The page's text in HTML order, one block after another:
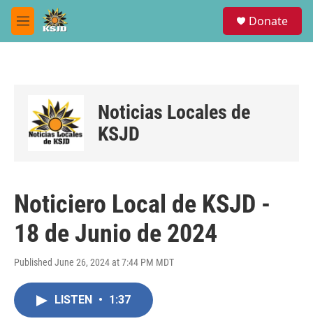
Skip to main content
M
e
Donate
Noticias Locales de
KSJD
Noticiero Local de KSJD -
18 de Junio de 2024
Published June 26, 2024 at 7:44 PM MDT
LISTEN • 1:37